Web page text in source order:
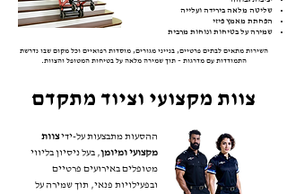
שליטה מלאה בירידה ועלייה
הפחתת מאמץ פיזי
שמירה על בטיחות ונוחות מרבית
השירות מתאים לבתים פרטיים, בנייני מגורים, מוסדות רפואיים וכל מקום שבו נדרשת
התמודדות עם מדרגות – תוך שמירה מלאה על בטיחות המטופל והצוות.
צוות מקצועי וציוד מתקדם
ההסעות מתבצעות על-ידיצוות
מקצועי ומיומן, בעל ניסיון בליווי
מטופלים באירועים פרטיים
ובפעילויות פנאי, תוך שמירה על